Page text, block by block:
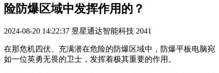
险防爆区域中发挥作用的？
2024-08-20 14:22:37 昱星通达智能科技 2041
在那危机四伏、充满潜在危险的防爆区域中，防爆平板电脑宛
如一位英勇无畏的卫士，发挥着极其重要的作用。